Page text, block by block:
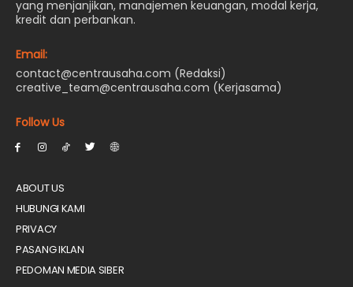
yang menjanjikan, manajemen keuangan, modal kerja,
kredit dan perbankan.
Email:
contact@centrausaha.com (Redaksi)
creative_team@centrausaha.com (Kerjasama)
Follow Us
ABOUT US
HUBUNGI KAMI
PRIVACY
PASANG IKLAN
PEDOMAN MEDIA SIBER